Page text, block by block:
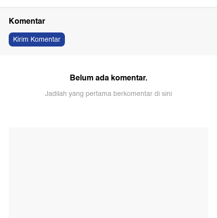
Komentar
Kirim Komentar
Belum ada komentar.
Jadilah yang pertama berkomentar di sini